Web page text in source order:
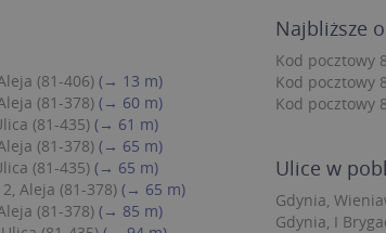
(81-406) (→ 13 m)
(81-378) (→ 60 m)
(81-435) (→ 61 m)
(81-378) (→ 65 m)
(81-435) (→ 65 m)
Aleja (81-378) (→ 65 m)
(81-378) (→ 85 m)
Najbliższe
Kod pocztowy
Kod pocztowy
Kod pocztowy
Ulice w
Gdynia,
Gdynia, I
Provider/
Domena
Okres
przechowywania
.targeo.pl 1 rok 1 miesiąc
Ten plik cookie jest
utrzymywania stanu sesji.
/
Okres
przechowywania
1 rok 3 tygodnie
Ten plik cookie jest
unikalny identyfikator
.crossdomain.cookie-script.com